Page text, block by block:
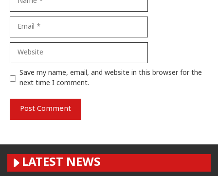
Website
Save my name, email, and website in this browser for the
next time I comment.
LATEST NEWS